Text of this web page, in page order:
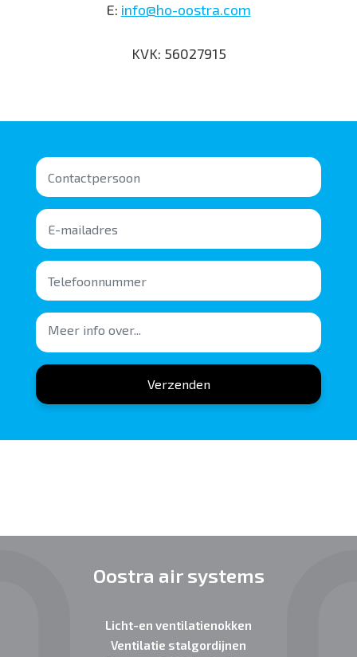
E: info@ho-oostra.com
KVK: 56027915
Verzenden
Oostra air systems
Licht-en ventilatienokken
Ventilatie stalgordijnen